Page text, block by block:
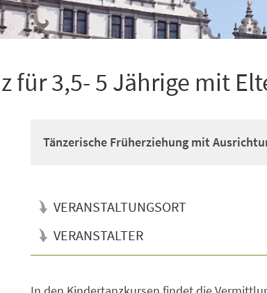
für 3,5- 5 Jährige mit
Tänzerische Früherziehung mit
VERANSTALTUNGSORT
VERANSTALTER